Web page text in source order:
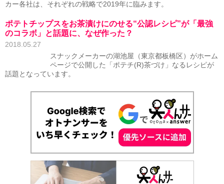
カー各社は、それぞれの戦略で2019年に臨みます。
ポテトチップスをお茶漬けにのせる“公認レシピ”が「最強
のコラボ」と話題に、なぜ作った？
2018.05.27
スナックメーカーの湖池屋（東京都板橋区）がホーム
ページで公開した「ポテチ(R)茶づけ」なるレシピが
話題となっています。